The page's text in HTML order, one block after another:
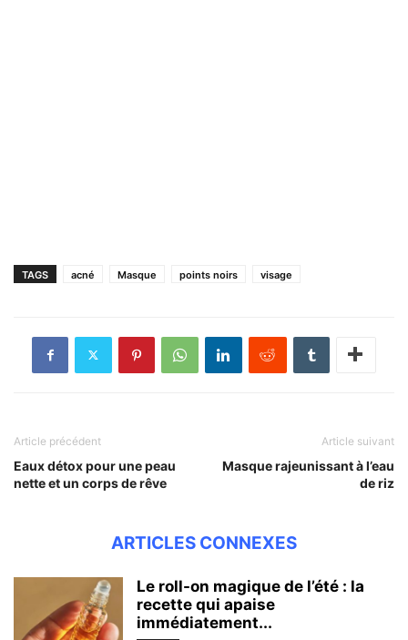
TAGS acné Masque points noirs visage
Article précédent
Eaux détox pour une peau
nette et un corps de rêve
Article suivant
Masque rajeunissant à l’eau
de riz
ARTICLES CONNEXES
Le roll-on magique de l’été : la
recette qui apaise
immédiatement...